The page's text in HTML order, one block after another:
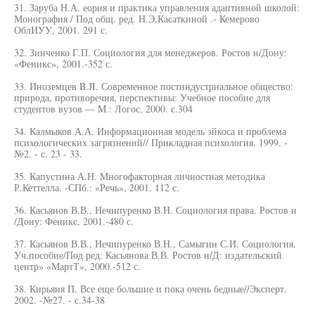
31. Заруба Н.А. еория и практика управления адаптивной школой:
Монография / Под общ. ред. Н.Э.Касаткиной .- Кемерово
ОблИУУ, 2001. 291 с.
32. Зинченко Г.П. Социология для менеджеров. Ростов н/Дону:
«Феникс», 2001.-352 с.
33. Иноземцев B.JI. Современное постиндустриальное общество:
природа, противоречия, перспективы: Учебное пособие для
студентов вузов — М.: Логос, 2000. с.304
34. Калмыков А.А. Информационная модель эйкоса и проблема
психологических загрязнений// Прикладная психология. 1999. -
№2. - с. 23 - 33.
35. Капустина А.Н. Многофакторная личностная методика
Р.Кеттелла. -СПб.: «Речь», 2001. 112 с.
36. Касьянов В.В., Нечипуренко В.Н. Социология права. Ростов н
/Дону: Феникс, 2001.-480 с.
37. Касьянов В.В., Нечипуренко В.Н., Самыгин С.И. Социология.
Уч.пособие/Под ред. Касьянова В.В. Ростов н/Д: издательский
центр» «МартТ», 2000.-512 с.
38. Кирьяня П. Все еще большие и пока очень бедные//Эксперт.
2002. -№27. - с.34-38